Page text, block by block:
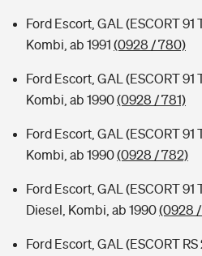
Ford Escort, GAL (ESCORT 91
Kombi, ab 1991 (0928 / 780)
Ford Escort, GAL (ESCORT 91
Kombi, ab 1990(0928 / 781)
Ford Escort, GAL (ESCORT 91
Kombi, ab 1990(0928 / 782)
Ford Escort, GAL (ESCORT 91
Diesel, Kombi, ab 1990(0928
Ford Escort, GAL (ESCORT